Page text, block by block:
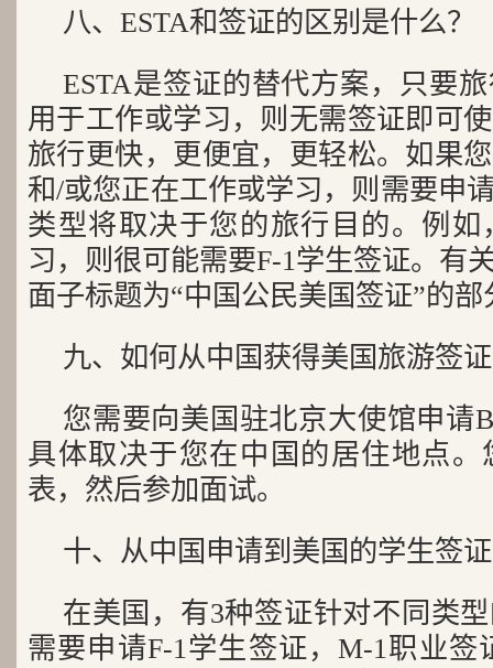
八、ESTA和签证的区别是什么？
ESTA是签证的替代方案，只要
用于工作或学习，则无需签证即可
旅行更快，更便宜，更轻松。如果
和/或您正在工作或学习，则需要申
类型将取决于您的旅行目的。例
习，则很可能需要F-1学生签证。有
面子标题为“中国公民美国签证”的部
九、如何从中国获得美国旅游签证
您需要向美国驻北京大使馆申请
具体取决于您在中国的居住地点
表，然后参加面试。
十、从中国申请到美国的学生签
在美国，有3种签证针对不同类
需要申请F-1学生签证，M-1职业签